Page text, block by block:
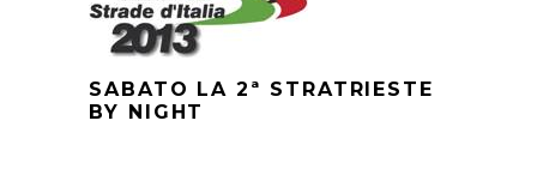
SABATO LA 2ª STRATRIESTE
BY NIGHT